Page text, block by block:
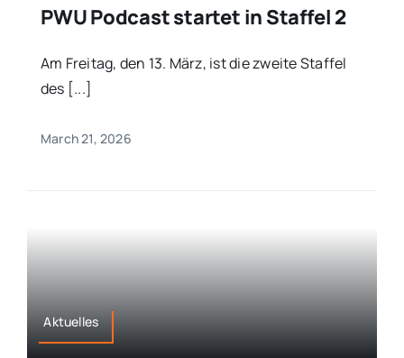
PWU Podcast startet in Staffel 2
Am Freitag, den 13. März, ist die zweite Staffel
des [...]
March 21, 2026
Aktuelles